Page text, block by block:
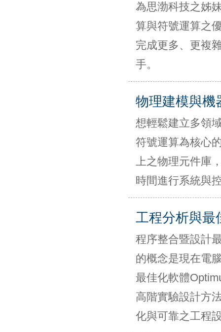
為思渤科技之姊
算與符號運算之
完成更多、更複
手。
物理建模與機
想輕鬆建立多領
符號運算為核心
上之物理元件庫
時間進行系統與
工程分析與最
程序整合暨設計
的概念是現在電
最佳化軟體
高階實驗設計方
化與可靠之工程